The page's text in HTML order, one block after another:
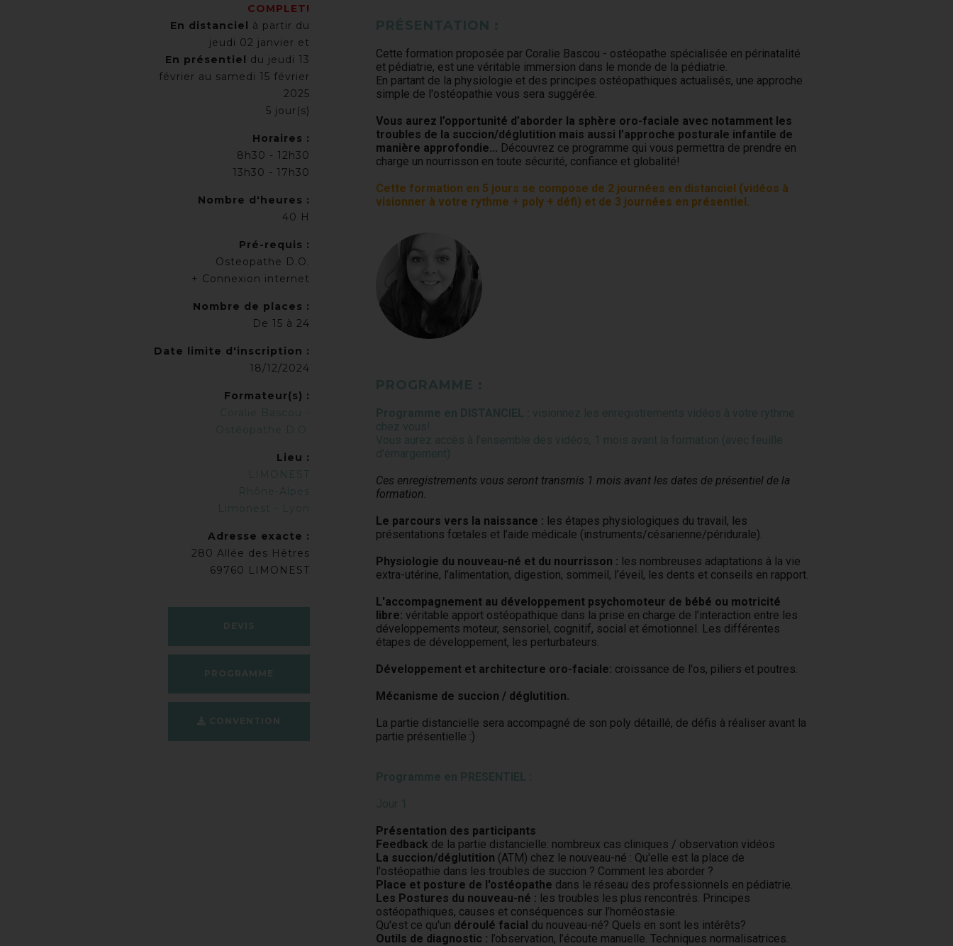
COMPLET!
En distanciel à partir du
jeudi 02 janvier et
En présentiel du jeudi 13
février au samedi 15 février
2025
5 jour(s)
Horaires :
8h30 - 12h30
13h30 - 17h30
Nombre d'heures :
40 H
Pré-requis :
Osteopathe D.O.
+ Connexion internet
Nombre de places :
De 15 à 24
Date limite d'inscription :
18/12/2024
Formateur(s) :
Coralie Bascou -
Ostéopathe D.O.
Lieu :
LIMONEST
Rhône-Alpes
Limonest - Lyon
Adresse exacte :
280 Allée des Hêtres
69760 LIMONEST
DEVIS
PROGRAMME
CONVENTION
PRÉSENTATION :
Cette formation proposée par Coralie Bascou - ostéopathe spécialisée en périnatalité
et pédiatrie, est une véritable immersion dans le monde de la pédiatrie.
En partant de la physiologie et des principes ostéopathiques actualisés, une approche
simple de l'ostéopathie vous sera suggérée.
Vous aurez l’opportunité d’aborder la sphère oro-faciale avec notamment les
troubles de la succion/déglutition mais aussi l’approche posturale infantile de
manière approfondie... Découvrez ce programme qui vous permettra de prendre en
charge un nourrisson en toute sécurité, confiance et globalité!
Cette formation en 5 jours se compose de 2 journées en distanciel (vidéos à
visionner à votre rythme + poly + défi) et de 3 journées en présentiel.
PROGRAMME :
Programme en DISTANCIEL : visionnez les enregistrements vidéos à votre rythme
chez vous!
Vous aurez accès à l'ensemble des vidéos, 1 mois avant la formation (avec feuille
d'émargement)
Ces enregistrements vous seront transmis 1 mois avant les dates de présentiel de la
formation.
Le parcours vers la naissance : les étapes physiologiques du travail, les
présentations fœtales et l’aide médicale (instruments/césarienne/péridurale).
Physiologie du nouveau-né et du nourrisson : les nombreuses adaptations à la vie
extra-utérine, l’alimentation, digestion, sommeil, l’éveil, les dents et conseils en rapport.
L'accompagnement au développement psychomoteur de bébé ou motricité
libre:véritable apport ostéopathique dans la prise en charge de l’interaction entre les
développements moteur, sensoriel, cognitif, social et émotionnel. Les différentes
étapes de développement, les perturbateurs.
Développement et architecture oro-faciale: croissance de l'os, piliers et poutres.
Mécanisme de succion / déglutition.
La partie distancielle sera accompagné de son poly détaillé, de défis à réaliser avant la
partie présentielle :)
Programme en PRESENTIEL :
Jour 1
Présentation des participants
Feedback de la partie distancielle: nombreux cas cliniques / observation vidéos
La succion/déglutition (ATM) chez le nouveau-né : Qu'elle est la place de
l'ostéopathie dans les troubles de succion ? Comment les aborder ?
Place et posture de l'ostéopathe dans le réseau des professionnels en pédiatrie.
Les Postures du nouveau-né : les troubles les plus rencontrés. Principes
ostéopathiques, causes et conséquences sur l’homéostasie.
Qu'est ce qu'un déroulé facial du nouveau-né? Quels en sont les intérêts?
Outils de diagnostic : l’observation, l’écoute manuelle. Techniques normalisatrices.